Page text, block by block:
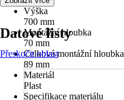
Výška
700 mm
Montážní hloubka
70 mm
Celková montážní hloubka
89 mm
Materiál
Plast
Specifikace materiálu
Datové listy
Přeskočit oblast